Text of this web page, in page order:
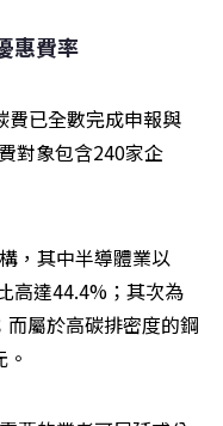
惠費率
費已全數完成申報與
對象包含240家企
，其中半導體業以
高達44.4%；其次為
屬於高碳排密度的鋼